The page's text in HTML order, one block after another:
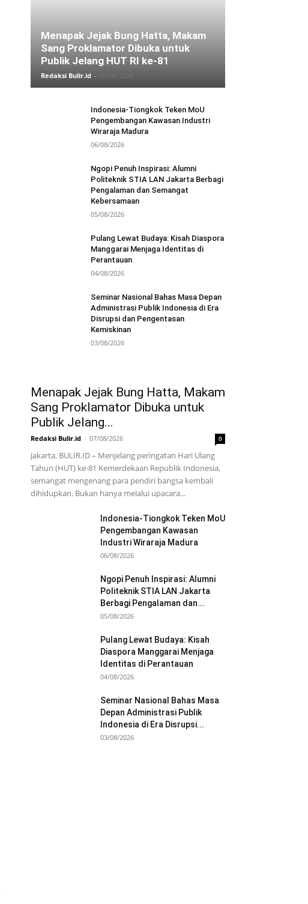
Menapak Jejak Bung Hatta, Makam
Sang Proklamator Dibuka untuk
Publik Jelang HUT RI ke-81
Redaksi Bulir.id -
Indonesia-Tiongkok Teken MoU
Pengembangan Kawasan Industri
Wiraraja Madura
06/08/2026
Ngopi Penuh Inspirasi: Alumni
Politeknik STIA LAN Jakarta Berbagi
Pengalaman dan Semangat
Kebersamaan
05/08/2026
Pulang Lewat Budaya: Kisah Diaspora
Manggarai Menjaga Identitas di
Perantauan
04/08/2026
Seminar Nasional Bahas Masa Depan
Administrasi Publik Indonesia di Era
Disrupsi dan Pengentasan
Kemiskinan
03/08/2026
Menapak Jejak Bung Hatta, Makam
Sang Proklamator Dibuka untuk
Publik Jelang...
Redaksi Bulir.id - 07/08/2026 0
Jakarta, BULIR.ID – Menjelang peringatan Hari Ulang
Tahun (HUT) ke-81 Kemerdekaan Republik Indonesia,
semangat mengenang para pendiri bangsa kembali
dihidupkan. Bukan hanya melalui upacara...
Indonesia-Tiongkok Teken MoU
Pengembangan Kawasan
Industri Wiraraja Madura
06/08/2026
Ngopi Penuh Inspirasi: Alumni
Politeknik STIA LAN Jakarta
Berbagi Pengalaman dan...
05/08/2026
Pulang Lewat Budaya: Kisah
Diaspora Manggarai Menjaga
Identitas di Perantauan
04/08/2026
Seminar Nasional Bahas Masa
Depan Administrasi Publik
Indonesia di Era Disrupsi...
03/08/2026